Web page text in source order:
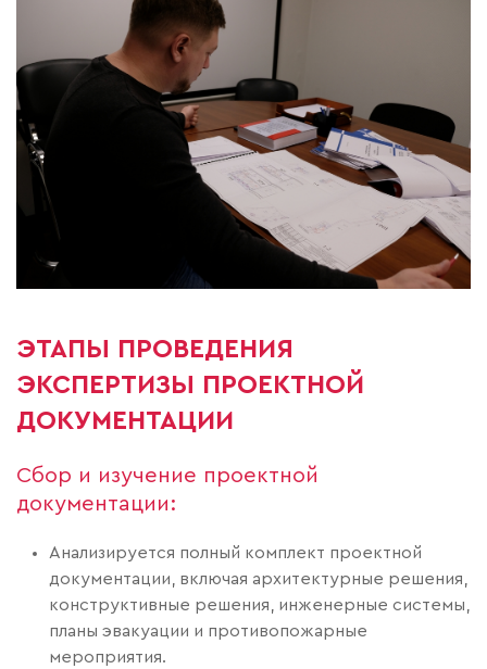
ЭТАПЫ ПРОВЕДЕНИЯ
ЭКСПЕРТИЗЫ ПРОЕКТНОЙ
ДОКУМЕНТАЦИИ
Сбор и изучение проектной
документации:
Анализируется полный комплект проектной
документации, включая архитектурные решения,
конструктивные решения, инженерные системы,
планы эвакуации и противопожарные
мероприятия.